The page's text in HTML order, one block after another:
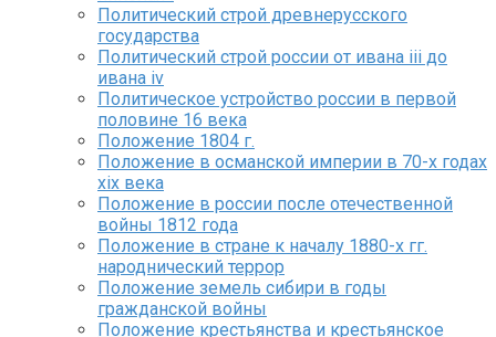
Политический строй древнерусского
государства
Политический строй россии от ивана iii до
ивана iv
Политическое устройство россии в первой
половине 16 века
Положение 1804 г.
Положение в османской империи в 70-х годах
xix века
Положение в россии после отечественной
войны 1812 года
Положение в стране к началу 1880-х гг.
народнический террор
Положение земель сибири в годы
гражданской войны
Положение крестьянства и крестьянское